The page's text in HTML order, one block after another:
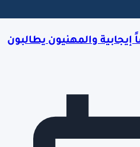
والمهنيون يطالبون